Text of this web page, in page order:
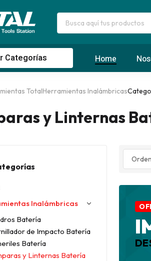
Categorías Home
TotalHerramientas Inalámbricas
y Linternas
Inalámbricas
Batería
de Impacto Batería
Batería
y Linternas Batería